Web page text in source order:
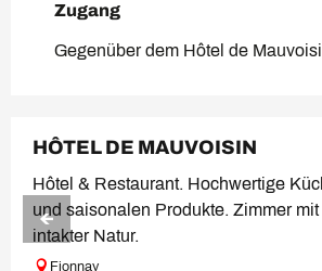
Zugang
Zugang
Gegenüber dem Hôtel de
HÔTEL DE MAUVOISIN
Hôtel & Restaurant. Hochwertige
und saisonalen Produkte. Zimmer
intakter Natur.
Fionnay